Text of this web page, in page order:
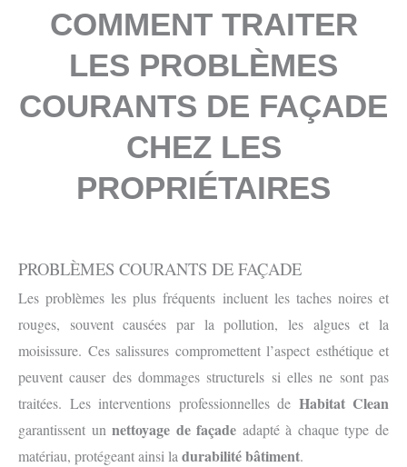
COMMENT TRAITER
LES PROBLÈMES
COURANTS DE FAÇADE
CHEZ LES
PROPRIÉTAIRES
PROBLÈMES COURANTS DE FAÇADE
Les problèmes les plus fréquents incluent les taches noires et
rouges, souvent causées par la pollution, les algues et la
moisissure. Ces salissures compromettent l’aspect esthétique et
peuvent causer des dommages structurels si elles ne sont pas
traitées. Les interventions professionnelles de Habitat Clean
garantissent unnettoyage de façade adapté à chaque type de
matériau, protégeant ainsi la durabilité bâtiment.